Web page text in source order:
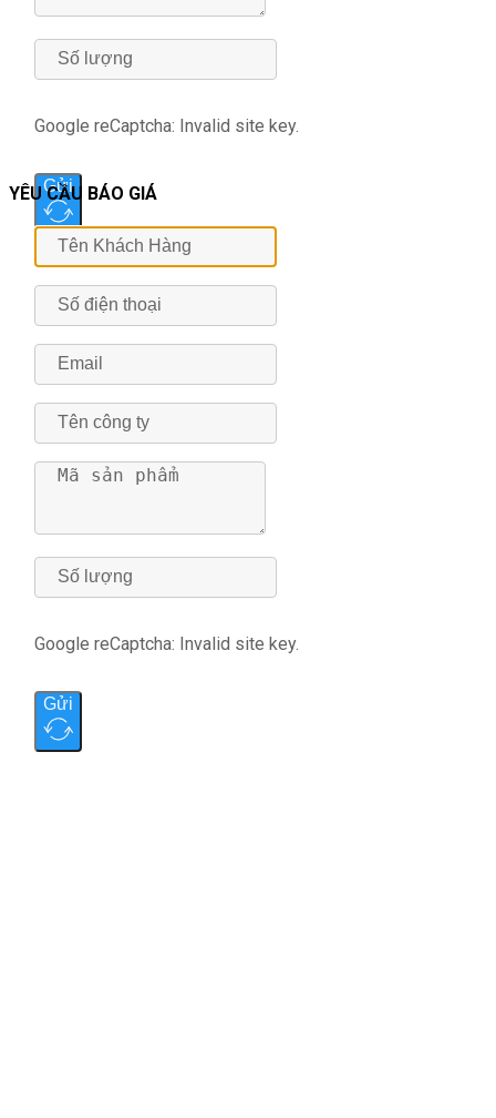
Google reCaptcha: Invalid site key.
Gửi
YÊU CẦU BÁO GIÁ
Google reCaptcha: Invalid site key.
Gửi